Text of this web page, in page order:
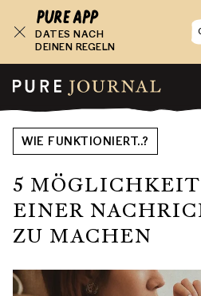
DATES NACH
DEINEN REGELN
WIE FUNKTIONIERT..?
5
EINER
ZU MACHEN